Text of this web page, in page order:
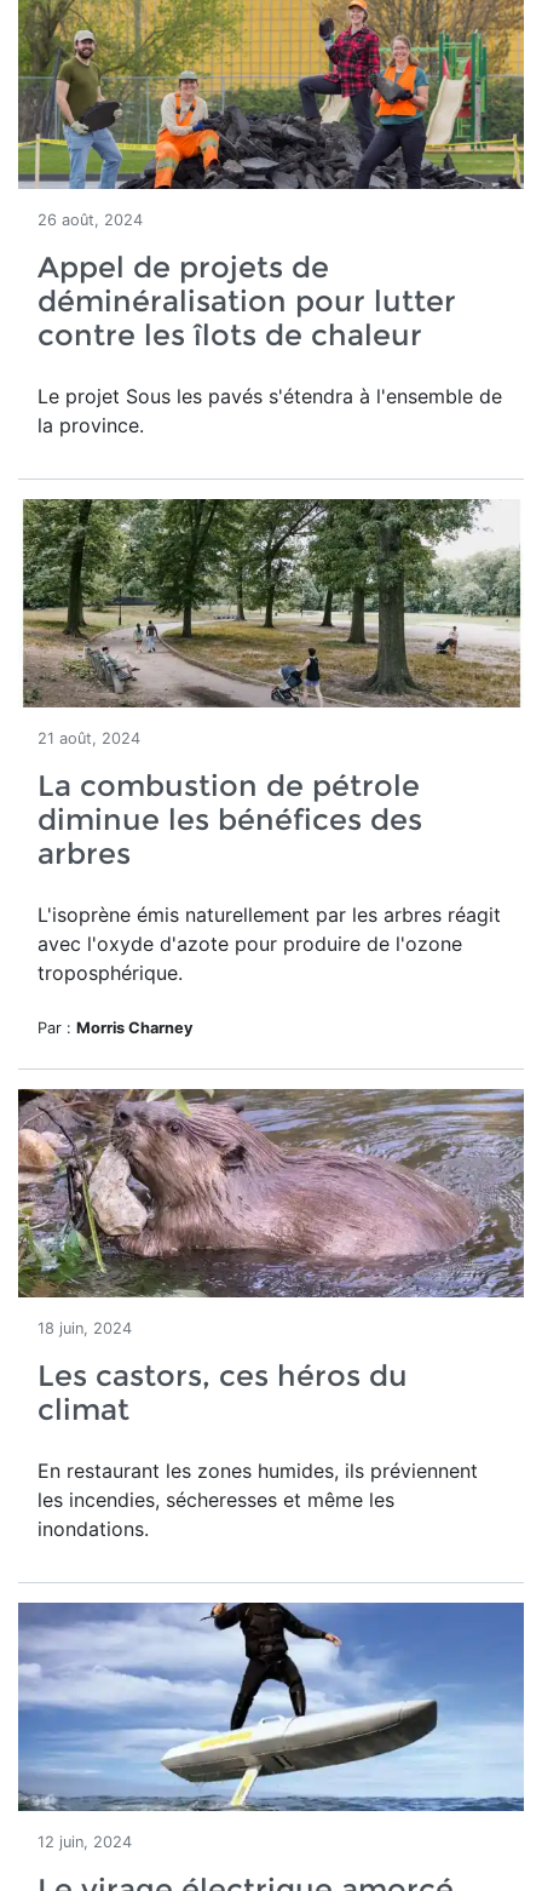
26 août, 2024
Appel de projets de
déminéralisation pour lutter
contre les îlots de chaleur
Le projet Sous les pavés s'étendra à l'ensemble de
la province.
21 août, 2024
La combustion de pétrole
diminue les bénéfices des
arbres
L'isoprène émis naturellement par les arbres réagit
avec l'oxyde d'azote pour produire de l'ozone
troposphérique.
Par : Morris Charney
18 juin, 2024
Les castors, ces héros du
climat
En restaurant les zones humides, ils préviennent
les incendies, sécheresses et même les
inondations.
12 juin, 2024